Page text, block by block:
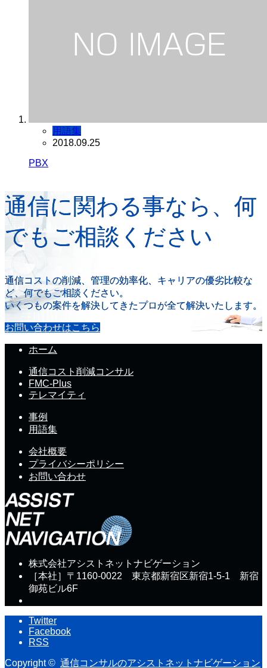
用語集
2018.09.25
PBX
通信に関わる事なら、何
でもご相談ください
通信コストの削減、管理の効率化、キャリアの優劣比較な
ど、何でもご相談ください。
いくつもの案件を解決してきたプロが全て解決いたします。
お問い合わせはこちら
ホーム
通信コスト削減コンサル
FMC-Plus
テレマイティ
事例
用語集
会社概要
プライバシーポリシー
お問い合わせ
株式会社アシストネットナビゲーション
［本社］〒1160-0022 東京都新宿区新宿1-5-1 新宿
御苑ビル6F
Twitter
Facebook
RSS
Copyright © 通信コンサルのアシストネットナビゲーション